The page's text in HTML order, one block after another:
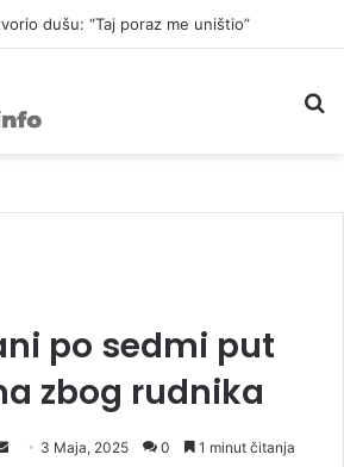
dušu: “Taj poraz me uništio”
po sedmi put
zbog rudnika
3 Maja, 2025 0 1 minut čitanja